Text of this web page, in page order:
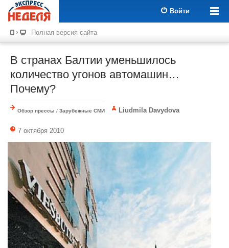
Войти
Полная версия сайта
В странах Балтии уменьшилось
количество угонов автомашин…
Почему?
Обзор прессы / Зарубежные СМИ Liudmila Davydova
7 октября 2010